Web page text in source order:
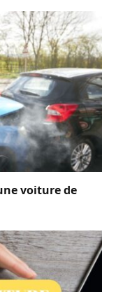
voiture de